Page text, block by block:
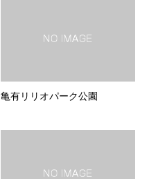
亀有リリオパーク公園